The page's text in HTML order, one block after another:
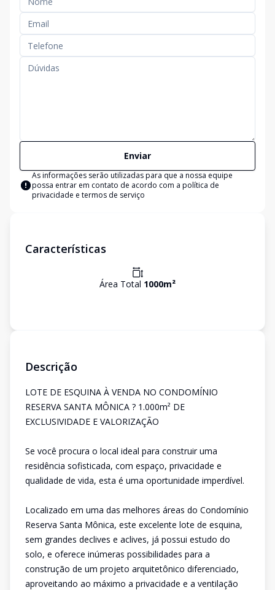
Enviar
As informações serão utilizadas para que a nossa equipe
possa entrar em contato de acordo com a política de
privacidade e termos de serviço
Características
Área Total 1000m²
Descrição
LOTE DE ESQUINA À VENDA NO CONDOMÍNIO
RESERVA SANTA MÔNICA ? 1.000m² DE
EXCLUSIVIDADE E VALORIZAÇÃO
Se você procura o local ideal para construir uma
residência sofisticada, com espaço, privacidade e
qualidade de vida, esta é uma oportunidade imperdível.
Localizado em uma das melhores áreas do Condomínio
Reserva Santa Mônica, este excelente lote de esquina,
sem grandes declives e aclives, já possui estudo do
solo, e oferece inúmeras possibilidades para a
construção de um projeto arquitetônico diferenciado,
aproveitando ao máximo a privacidade e a ventilação